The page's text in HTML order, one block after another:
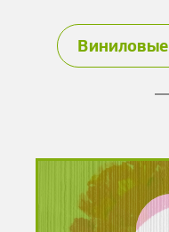
Виниловые